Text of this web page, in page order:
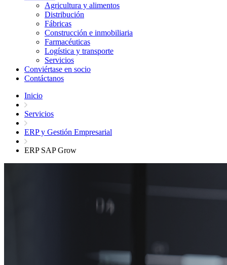
Agricultura y alimentos
Distribución
Fábricas
Construcción e inmobiliaria
Farmacéuticas
Logística y transporte
Servicios
Conviértase en socio
Contáctanos
Inicio
Servicios
ERP y Gestión Empresarial
ERP SAP Grow